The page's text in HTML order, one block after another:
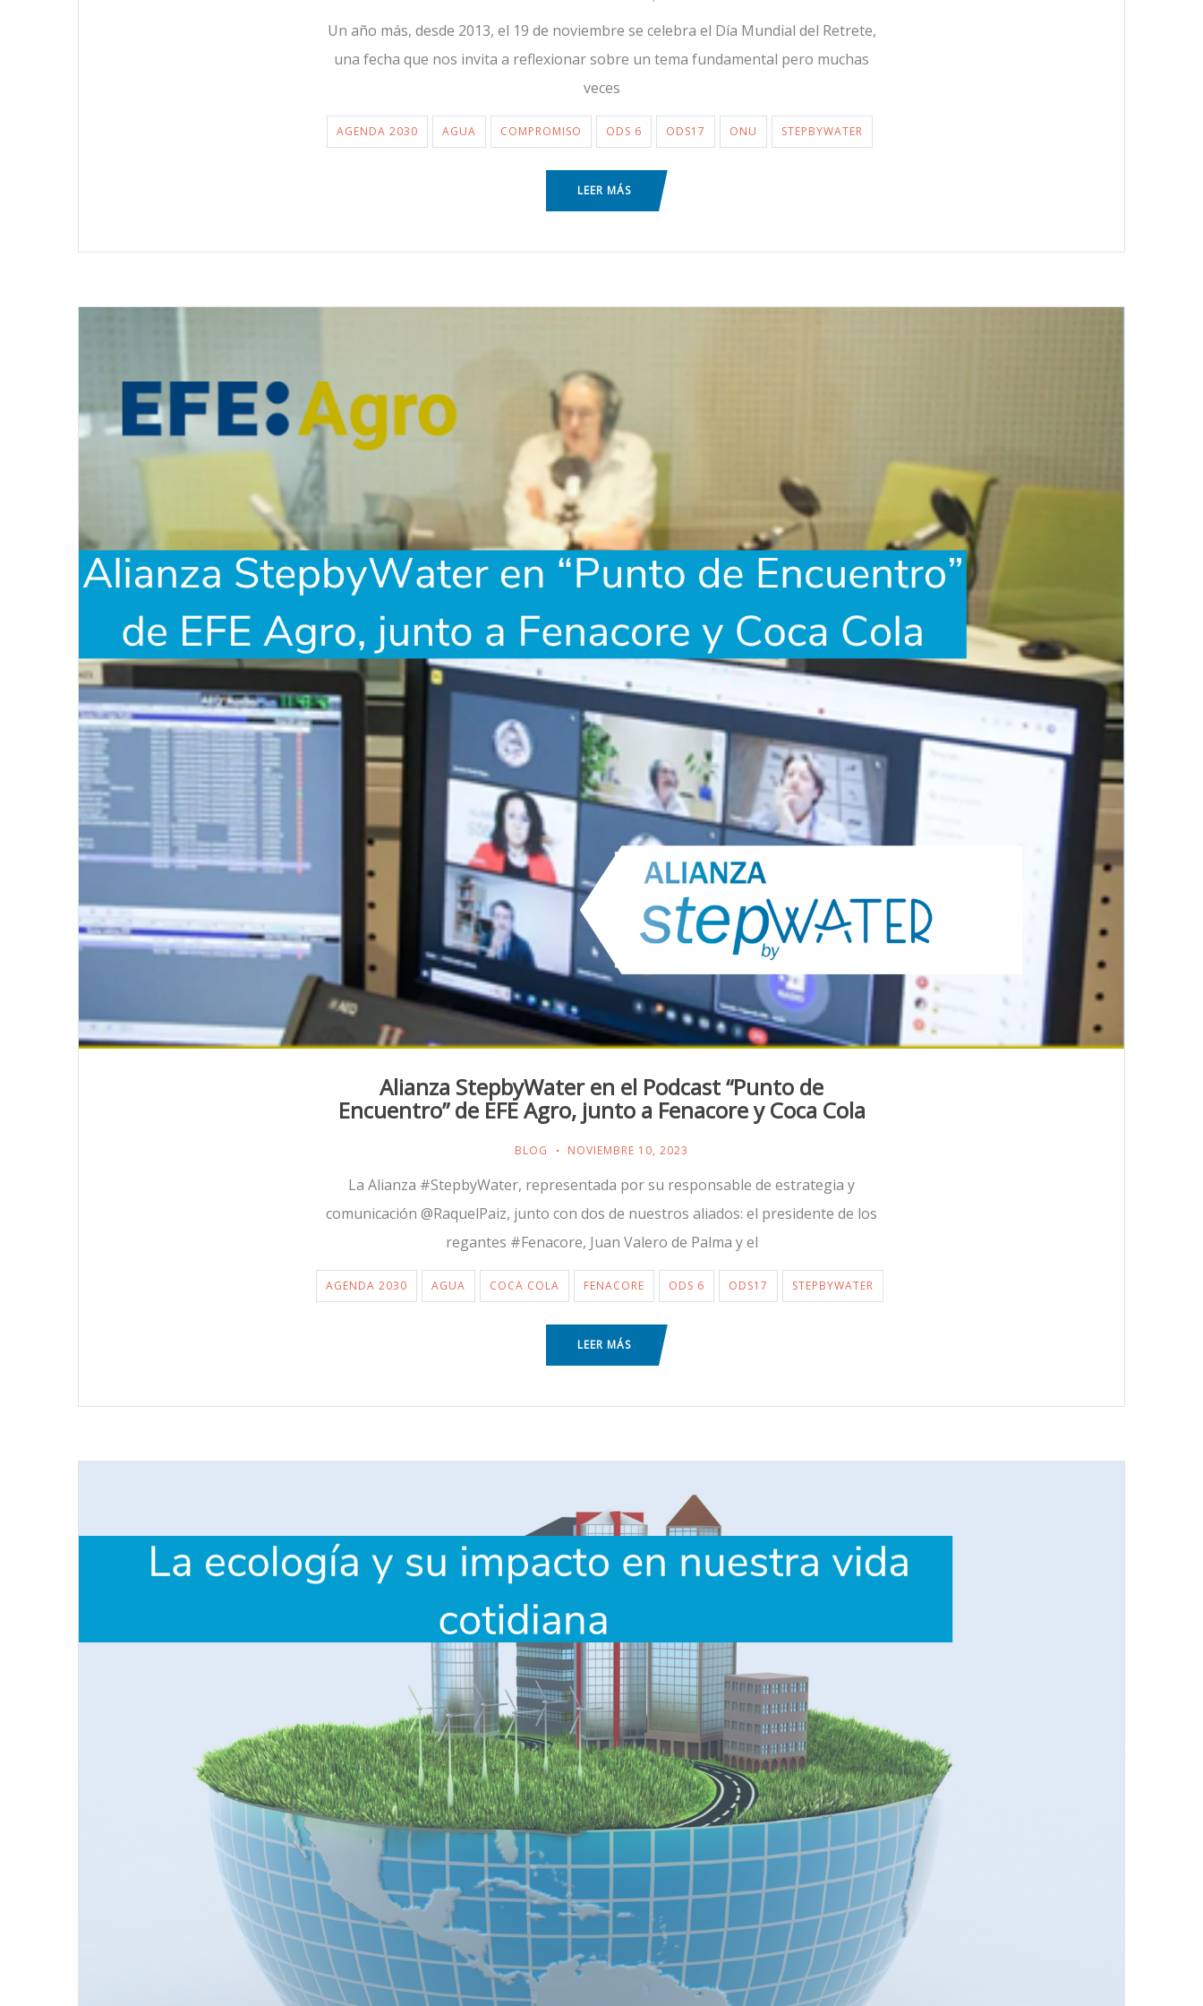
Un año más, desde 2013, el 19 de noviembre se celebra el Día Mundial del Retrete,
una fecha que nos invita a reflexionar sobre un tema fundamental pero muchas
veces
AGENDA 2030 AGUA COMPROMISO ODS 6 ODS17 ONU STEPBYWATER
LEER MÁS
Alianza StepbyWater en el Podcast “Punto de
Encuentro” de EFE Agro, junto a Fenacore y Coca Cola
BLOG NOVIEMBRE 10, 2023
La Alianza #StepbyWater, representada por su responsable de estrategia y
comunicación @RaquelPaiz, junto con dos de nuestros aliados: el presidente de los
regantes #Fenacore, Juan Valero de Palma y el
AGENDA 2030 AGUA COCA COLA FENACORE ODS 6 ODS17 STEPBYWATER
LEER MÁS